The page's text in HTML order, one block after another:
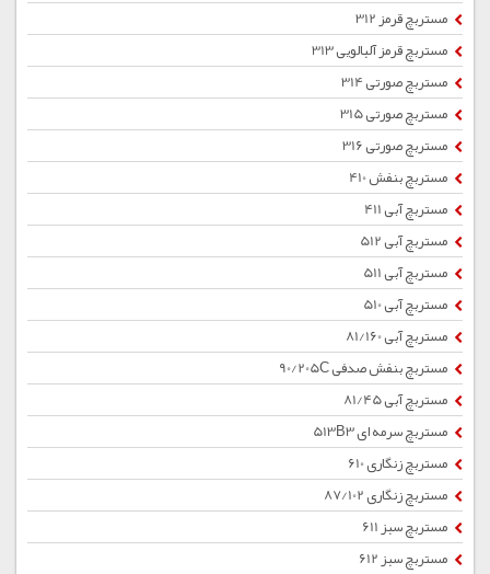
مستربچ قرمز 312
مستربچ قرمز آلبالویی 313
مستربچ صورتی 314
مستربچ صورتی 315
مستربچ صورتی 316
مستربچ بنفش 410
مستربچ آبی 411
مستربچ آبی 512
مستربچ آبی 511
مستربچ آبی 510
مستربچ آبی 81/160
مستربچ بنفش صدفی 90/205C
مستربچ آبی 81/45
مستربچ سرمه ای 513B3
مستربچ زنگاری 610
مستربچ زنگاری 87/102
مستربچ سبز 611
مستربچ سبز 612